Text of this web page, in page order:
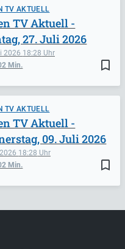
TV AKTUELL
bookmark_border
2026 18:28
Min.
TV Aktuell -
27. Juli 2026
TV AKTUELL
bookmark_border
18:28
Min.
TV Aktuell -
09. Juli 2026